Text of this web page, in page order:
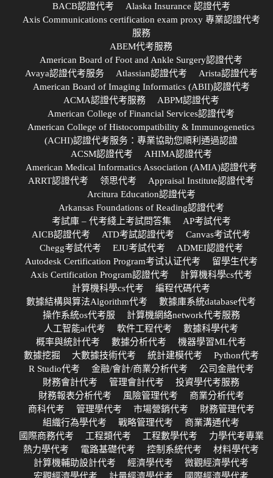
BACB認證代考
Alaska Insurance 認證代考
Axis Communications certification exam proxy 專業認證代考
服務
ABEM代考服務
American Board of Foot and Ankle Surgery認證代考
Avaya認證代考服务
Atlassian認證代考
Arista認證代考
American Board of Imaging Informatics (ABII)認證代考
ACMA認證代考服務
ABPM認證代考
American College of Financial Services認證代考
American College of Histocompatibility & Immunogenetics
(ACHI)認證代考服务：專業協助您順利通過認證
ACSM認證代考
AHIMA認證代考
American Medical Informatics Association (AMIA)認證代考
ARRT認證代考
领思代考
Appraisal Institute認證代考
Arcitura Education認證代考
Arkansas Foundations of Reading認證代考
考試庫 – 代考綫上考試問答集
AP考試代考
AICB認證代考
ATD考試認證代考
Canvas考试代考
Chegg考試代考
EJU考試代考
ADMEI認證代考
Autodesk Certification Program考试认证代考
留學生代考
Axis Certification Program認證代考
計算機科學cs代考
計算機科學cs代考
編程代碼代考
數據結構與算法Algorithm代考
數據庫系統database代考
操作系統os代考服
計算機網絡network代考服務
人工智能ai代考
軟件工程代考
數據科學代考
概率與統計代考
數據分析代考
機器學習ML代考
數據挖掘
大數據技術代考 統計建模代考
Python代考
R Studio代考
金融/會計/商業分析代考
公司金融代考
財務會計代考
管理會計代考
投資學代考服務
財務報表分析代考
風險管理代考
商業分析代考
商科代考
管理學代考 市場營銷代考
財務管理代考
組織行為學代考
戰略管理代考
商業溝通代考
國際商務代考
工程類代考 工程數學代考
力學代考專業
熱力學代考
電路基礎代考 控制系統代考
材料學代考
計算機輔助設計代考
經濟學代考
微觀經濟學代考